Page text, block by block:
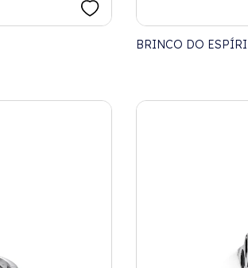
BRINCO DO